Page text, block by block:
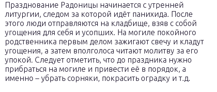
Празднование Радоницы начинается с утренней
литургии, следом за которой идёт панихида. После
этого люди отправляются на кладбище, взяв с собой
угощения для себя и усопших. На могиле покойного
родственника первым делом зажигают свечу и кладут
угощения, а затем вполголоса читают молитву за его
упокой. Следует отметить, что до праздника нужно
прибраться на могиле и привести её в порядок, а
именно – убрать сорняки, покрасить оградку и т.д.